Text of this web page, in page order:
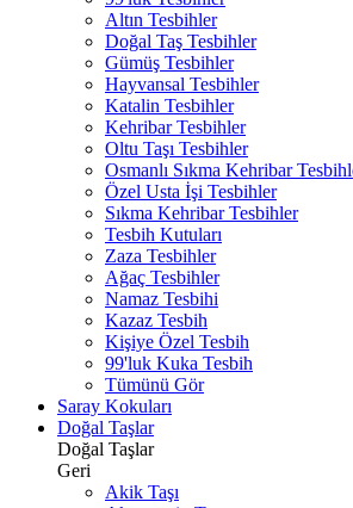
Altın Tesbihler
Doğal Taş Tesbihler
Gümüş Tesbihler
Hayvansal Tesbihler
Katalin Tesbihler
Kehribar Tesbihler
Oltu Taşı Tesbihler
Osmanlı Sıkma Kehribar
Özel Usta İşi Tesbihler
Sıkma Kehribar Tesbihler
Tesbih Kutuları
Zaza Tesbihler
Ağaç Tesbihler
Namaz Tesbihi
Kazaz Tesbih
Kişiye Özel Tesbih
99'luk Kuka Tesbih
Tümünü Gör
Saray Kokuları
Doğal Taşlar
Doğal Taşlar
Geri
Akik Taşı